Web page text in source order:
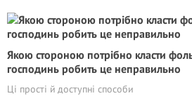
Якою стороною потрібно класти
господинь робить це неправильно
Ці прості й доступні способи